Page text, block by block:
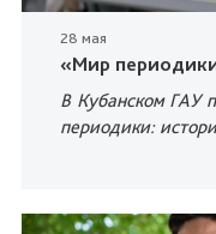
28 мая
«Мир
В Кубанском ГАУ
периодики: